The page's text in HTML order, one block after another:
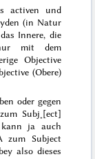
activen und
(in Natur
Innere, die
nur mit dem
Objective
(Obere)
oder gegen
Subj˖[ect]
ja auch
zum Subject
also dieses